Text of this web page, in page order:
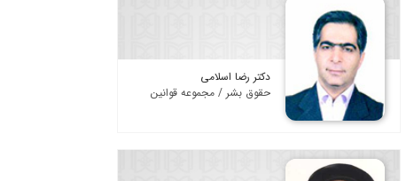
دکتر رضا اسلامی
حقوق بشر / مجموعه قوانین